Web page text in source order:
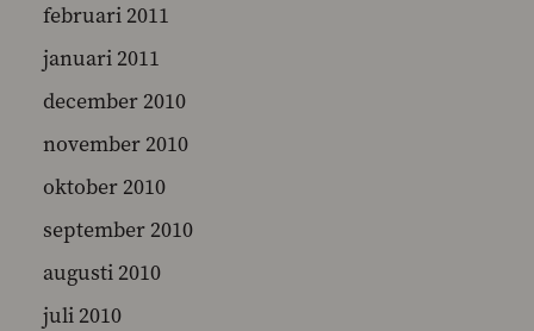
februari 2011
januari 2011
december 2010
november 2010
oktober 2010
september 2010
augusti 2010
juli 2010